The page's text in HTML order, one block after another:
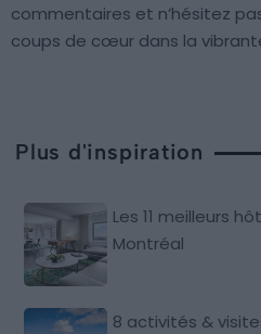
commentaires et n’hésitez
coups de cœur dans la
Plus d'inspiration
Les 11 meilleurs
Montréal
8 activités &